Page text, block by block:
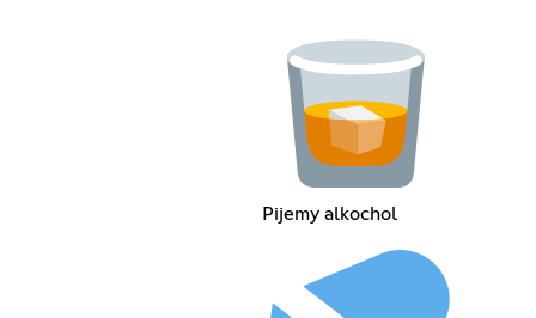
Pijemy alkochol